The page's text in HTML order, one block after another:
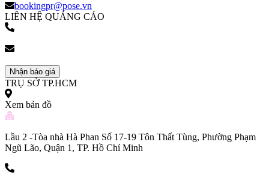
bookingpr@pose.vn
LIÊN HỆ QUẢNG CÁO
Nhận báo giá
TRỤ SỞ TP.HCM
Xem bản đồ
Lầu 2 -Tòa nhà Hà Phan Số 17-19 Tôn Thất Tùng, Phường Phạm
Ngũ Lão, Quận 1, TP. Hồ Chí Minh